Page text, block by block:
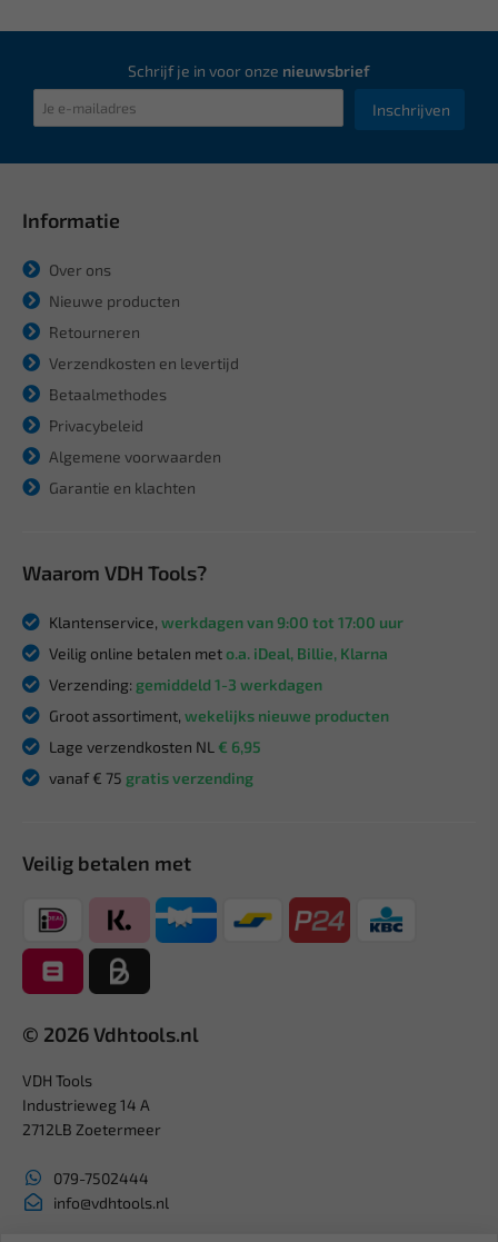
Schrijf je in voor onze nieuwsbrief
Inschrijven
Informatie
Over ons
Nieuwe producten
Retourneren
Verzendkosten en levertijd
Betaalmethodes
Privacybeleid
Algemene voorwaarden
Garantie en klachten
Waarom VDH Tools?
Klantenservice, werkdagen van 9:00 tot 17:00 uur
Veilig online betalen meto.a. iDeal, Billie, Klarna
Verzending: gemiddeld 1-3 werkdagen
Groot assortiment, wekelijks nieuwe producten
Lage verzendkosten NL € 6,95
vanaf € 75 gratis verzending
Veilig betalen met
© 2026 Vdhtools.nl
VDH Tools
Industrieweg 14 A
2712LB Zoetermeer
079-7502444
info@vdhtools.nl